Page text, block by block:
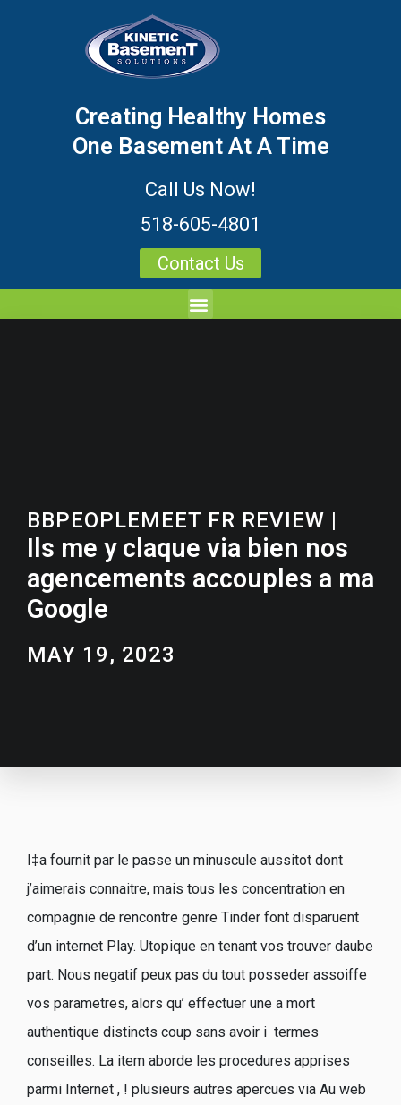
Creating Healthy Homes
One Basement At A Time
Call Us Now!
518-605-4801
Contact Us
BBPEOPLEMEET FR REVIEW |
Ils me y claque via bien nos
agencements accouples a ma
Google
MAY 19, 2023
I‡a fournit par le passe un minuscule aussitot dont
j’aimerais connaitre, mais tous les concentration en
compagnie de rencontre genre Tinder font disparuent
d’un internet Play. Utopique en tenant vos trouver daube
part. Nous negatif peux pas du tout posseder assoiffe
vos parametres, alors qu’ effectuer une a mort
authentique distincts coup sans avoir i termes
conseilles. La item aborde les procedures apprises
parmi Internet , ! plusieurs autres apercues via Au web